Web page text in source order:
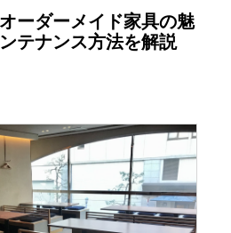
ーダーメイド家具の魅
テナンス方法を解説